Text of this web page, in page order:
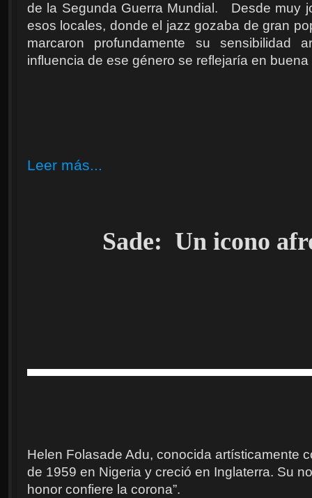
de la Segunda Guerra Mundial. Desde muy
esos locales, donde el jazz gozaba de gran
marcaron profundamente su sensibilidad
influencia de ese género se reflejaría en
Leer más...
Sade: Un icono
Helen Folasade Adu, conocida artísticamente
de 1959 en Nigeria y creció en Inglaterra. Su
honor confiere la corona”.